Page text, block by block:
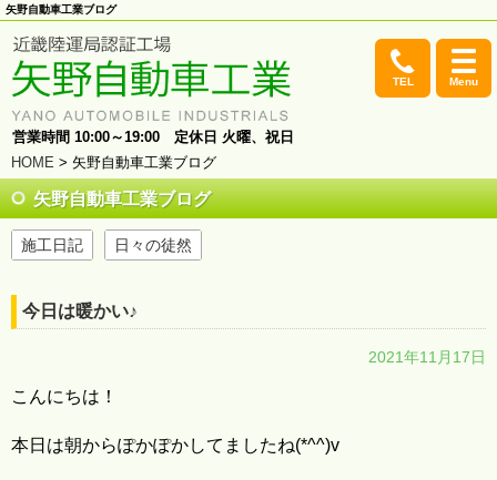
矢野自動車工業ブログ
TEL Menu
営業時間 10:00～19:00 定休日 火曜、祝日
HOME > 矢野自動車工業ブログ
矢野自動車工業ブログ
施工日記 日々の徒然
今日は暖かい♪
2021年11月17日
こんにちは！
本日は朝からぽかぽかしてましたね(*^^)v